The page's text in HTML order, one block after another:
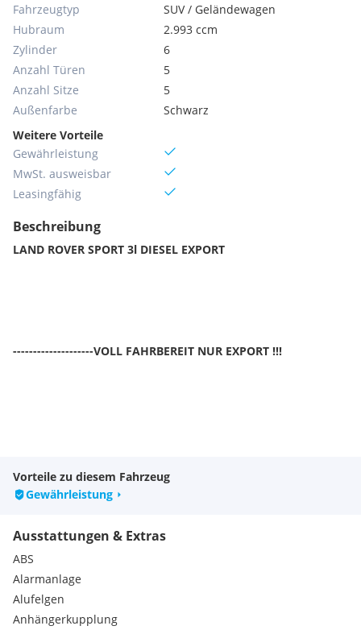
Fahrzeugtyp
SUV / Geländewagen
Hubraum
2.993 ccm
Zylinder
6
Anzahl Türen
5
Anzahl Sitze
5
Außenfarbe
Schwarz
Weitere Vorteile
Gewährleistung
MwSt. ausweisbar
Leasingfähig
Beschreibung
LAND ROVER SPORT 3l DIESEL EXPORT
--------------------VOLL FAHRBEREIT NUR EXPORT !!!
VOLL AUSSTATTUNG
KUNDENFAHRZEUG
SERVICEHEFT
PICKERL 04/2026 +4M.
Vorteile zu diesem Fahrzeug
Gewährleistung
Ausstattungen & Extras
ABS
Alarmanlage
Alufelgen
Anhängerkupplung